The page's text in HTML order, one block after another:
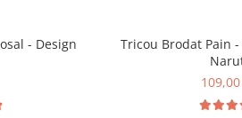
- Design
Tricou Brodat Pain